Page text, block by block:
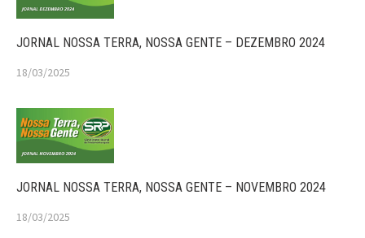
JORNAL NOSSA TERRA, NOSSA GENTE – DEZEMBRO 2024
18/03/2025
JORNAL NOSSA TERRA, NOSSA GENTE – NOVEMBRO 2024
18/03/2025